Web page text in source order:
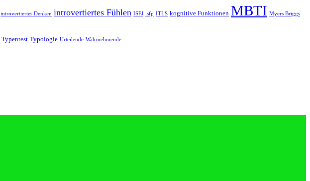
introvertiertes Denken introvertiertes Fühlen ISFJ isfp ITLS kognitive Funktionen MBTI Myers Briggs
Typentest Typologie Urteilende Wahrnehmende